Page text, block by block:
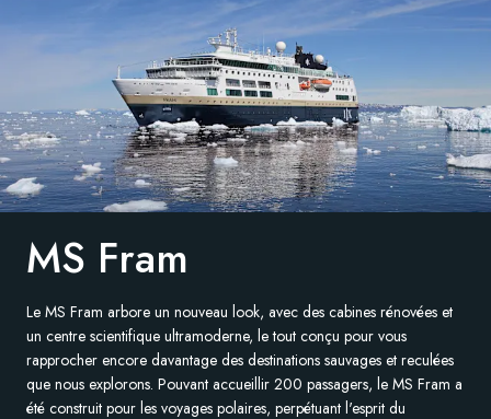
France
Royaume-Uni
États-Unis
Allemagne
Suisse
Suède
Danemark
Norvège
MS Fram
Le MS Fram arbore un nouveau look, avec des cabines rénovées et
un centre scientifique ultramoderne, le tout conçu pour vous
rapprocher encore davantage des destinations sauvages et reculées
que nous explorons. Pouvant accueillir 200 passagers, le MS Fram a
été construit pour les voyages polaires, perpétuant l'esprit du